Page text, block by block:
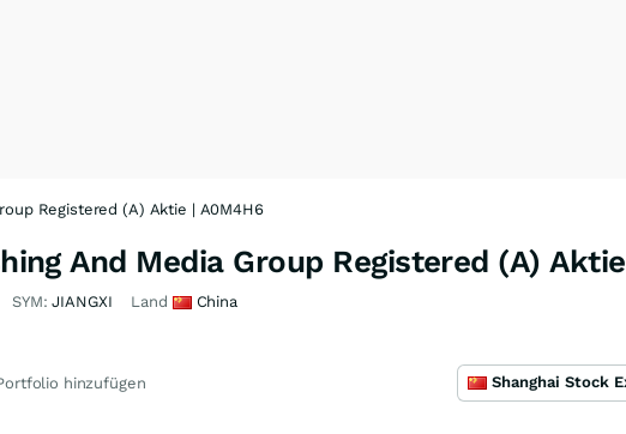
Registered (A) Aktie | A0M4H6
And Media Group Registered (A) Aktie
SYM:JIANGXI Land China
hinzufügen